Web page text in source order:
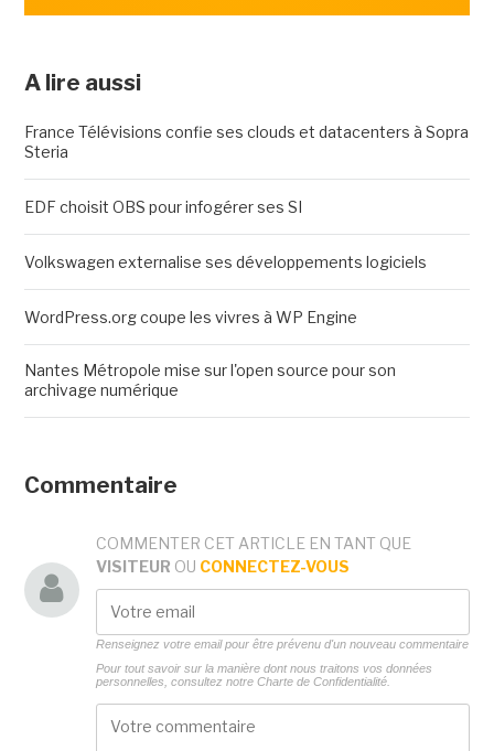
A lire aussi
France Télévisions confie ses clouds et datacenters à Sopra
Steria
EDF choisit OBS pour infogérer ses SI
Volkswagen externalise ses développements logiciels
WordPress.org coupe les vivres à WP Engine
Nantes Métropole mise sur l'open source pour son
archivage numérique
Commentaire
COMMENTER CET ARTICLE EN TANT QUE
VISITEUR OU CONNECTEZ-VOUS
Renseignez votre email pour être prévenu d'un nouveau commentaire
Pour tout savoir sur la manière dont nous traitons vos données
personnelles, consultez notre Charte de Confidentialité.